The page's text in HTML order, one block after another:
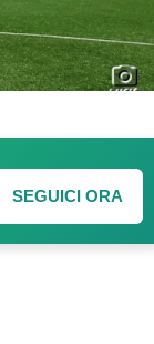
SEGUICI ORA